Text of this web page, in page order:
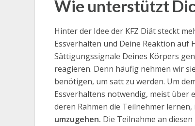
Wie unterstützt
Hinter der Idee der KFZ Diät steckt
Essverhalten und Deine Reaktion auf
Sättigungssignale Deines Körpers
reagieren. Denn häufig nehmen wir
benötigen, um satt zu werden. Um
Essverhaltens notwendig, meist über
deren Rahmen die Teilnehmer lernen,
umzugehen. Die Teilnahme an